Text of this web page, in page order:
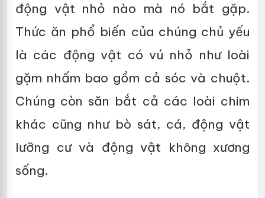
động vật nhỏ nào mà nó bắt gặp.
Thức ăn phổ biến của chúng chủ yếu
là các động vật có vú nhỏ như loài
gặm nhấm bao gồm cả sóc và chuột.
Chúng còn săn bắt cả các loài chim
khác cũng như bò sát, cá, động vật
lưỡng cư và động vật không xương
sống.